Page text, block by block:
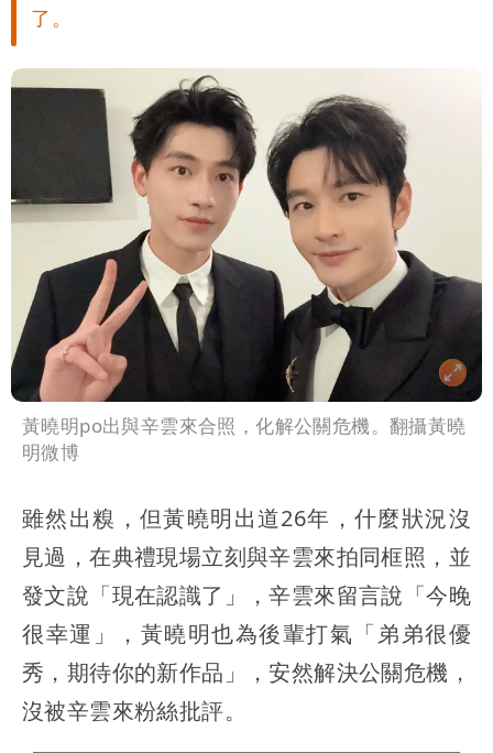
了。
黃曉明po出與辛雲來合照，化解公關危機。翻攝黃曉
明微博
雖然出糗，但黃曉明出道26年，什麼狀況沒
見過，在典禮現場立刻與辛雲來拍同框照，並
發文說「現在認識了」，辛雲來留言說「今晚
很幸運」，黃曉明也為後輩打氣「弟弟很優
秀，期待你的新作品」，安然解決公關危機，
沒被辛雲來粉絲批評。